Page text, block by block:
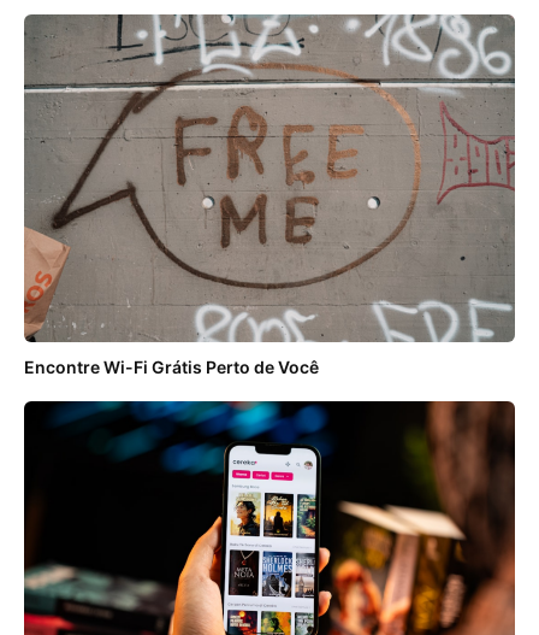
Encontre Wi-Fi Grátis Perto de Você